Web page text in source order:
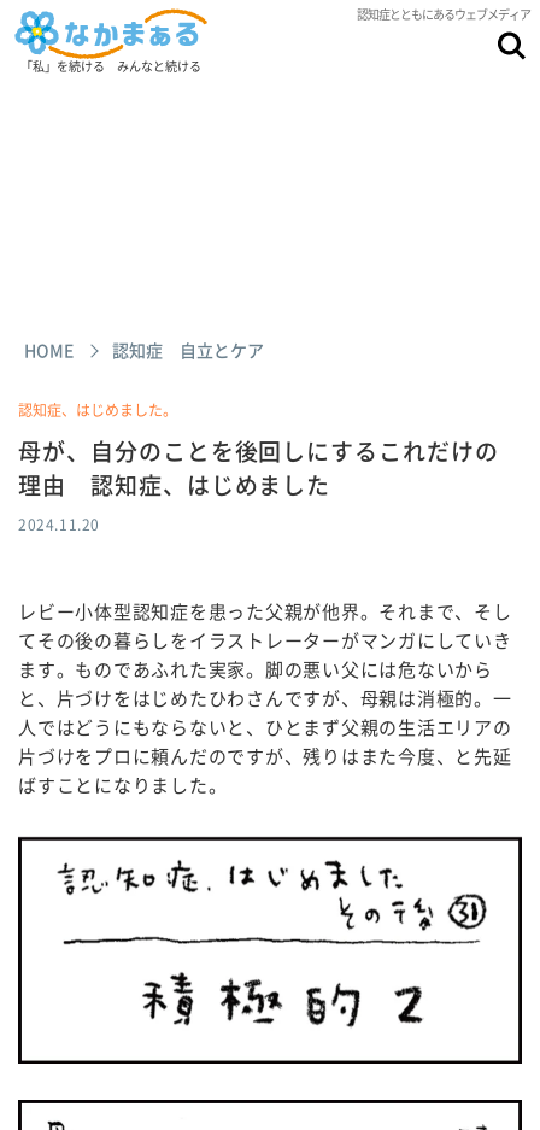
認知症とともにあるウェブメディア
「私」を続ける みんなと続ける
HOME 認知症 自立とケア
認知症、はじめました。
母が、自分のことを後回しにするこれだけの
理由 認知症、はじめました
2024.11.20
レビー小体型認知症を患った父親が他界。それまで、そし
てその後の暮らしをイラストレーターがマンガにしていき
ます。ものであふれた実家。脚の悪い父には危ないから
と、片づけをはじめたひわさんですが、母親は消極的。一
人ではどうにもならないと、ひとまず父親の生活エリアの
片づけをプロに頼んだのですが、残りはまた今度、と先延
ばすことになりました。